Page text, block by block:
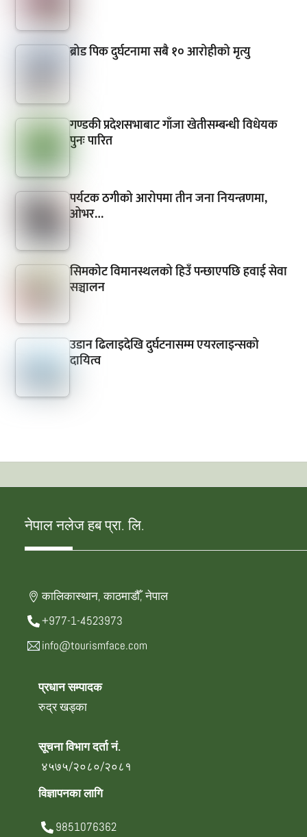
ब्रोड पिक दुर्घटनामा सबै १० आरोहीको मृत्यु
गण्डकी प्रदेशसभाबाट गाँजा खेतीसम्बन्धी विधेयक
पुनः पारित
पर्यटक ठगीको आरोपमा तीन जना नियन्त्रणमा,
ओभर…
सिमकोट विमानस्थलको हिउँ पन्छाएपछि हवाई सेवा
सञ्चालन
उडान ढिलाइदेखि दुर्घटनासम्म एयरलाइन्सको
दायित्व
नेपाल नलेज हब प्रा. लि.
कालिकास्थान, काठमाडौँ, नेपाल
+977-1-4523973
info@tourismface.com
प्रधान सम्पादक
रुद्र खड्का
सूचना विभाग दर्ता नं.
४५७५/२०८०/२०८१
विज्ञापनका लागि
9851076362